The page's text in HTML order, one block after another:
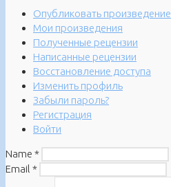
Опубликовать произведение
Мои произведения
Полученные рецензии
Написанные рецензии
Восстановление доступа
Изменить профиль
Забыли пароль?
Регистрация
Войти
Name *
Email *